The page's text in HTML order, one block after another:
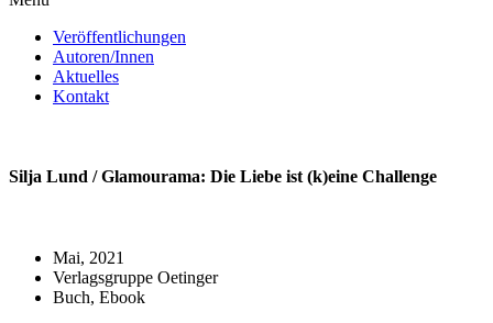
Veröffentlichungen
Autoren/Innen
Aktuelles
Kontakt
Silja Lund / Glamourama: Die Liebe ist (k)eine Challenge
Mai, 2021
Verlagsgruppe Oetinger
Buch, Ebook